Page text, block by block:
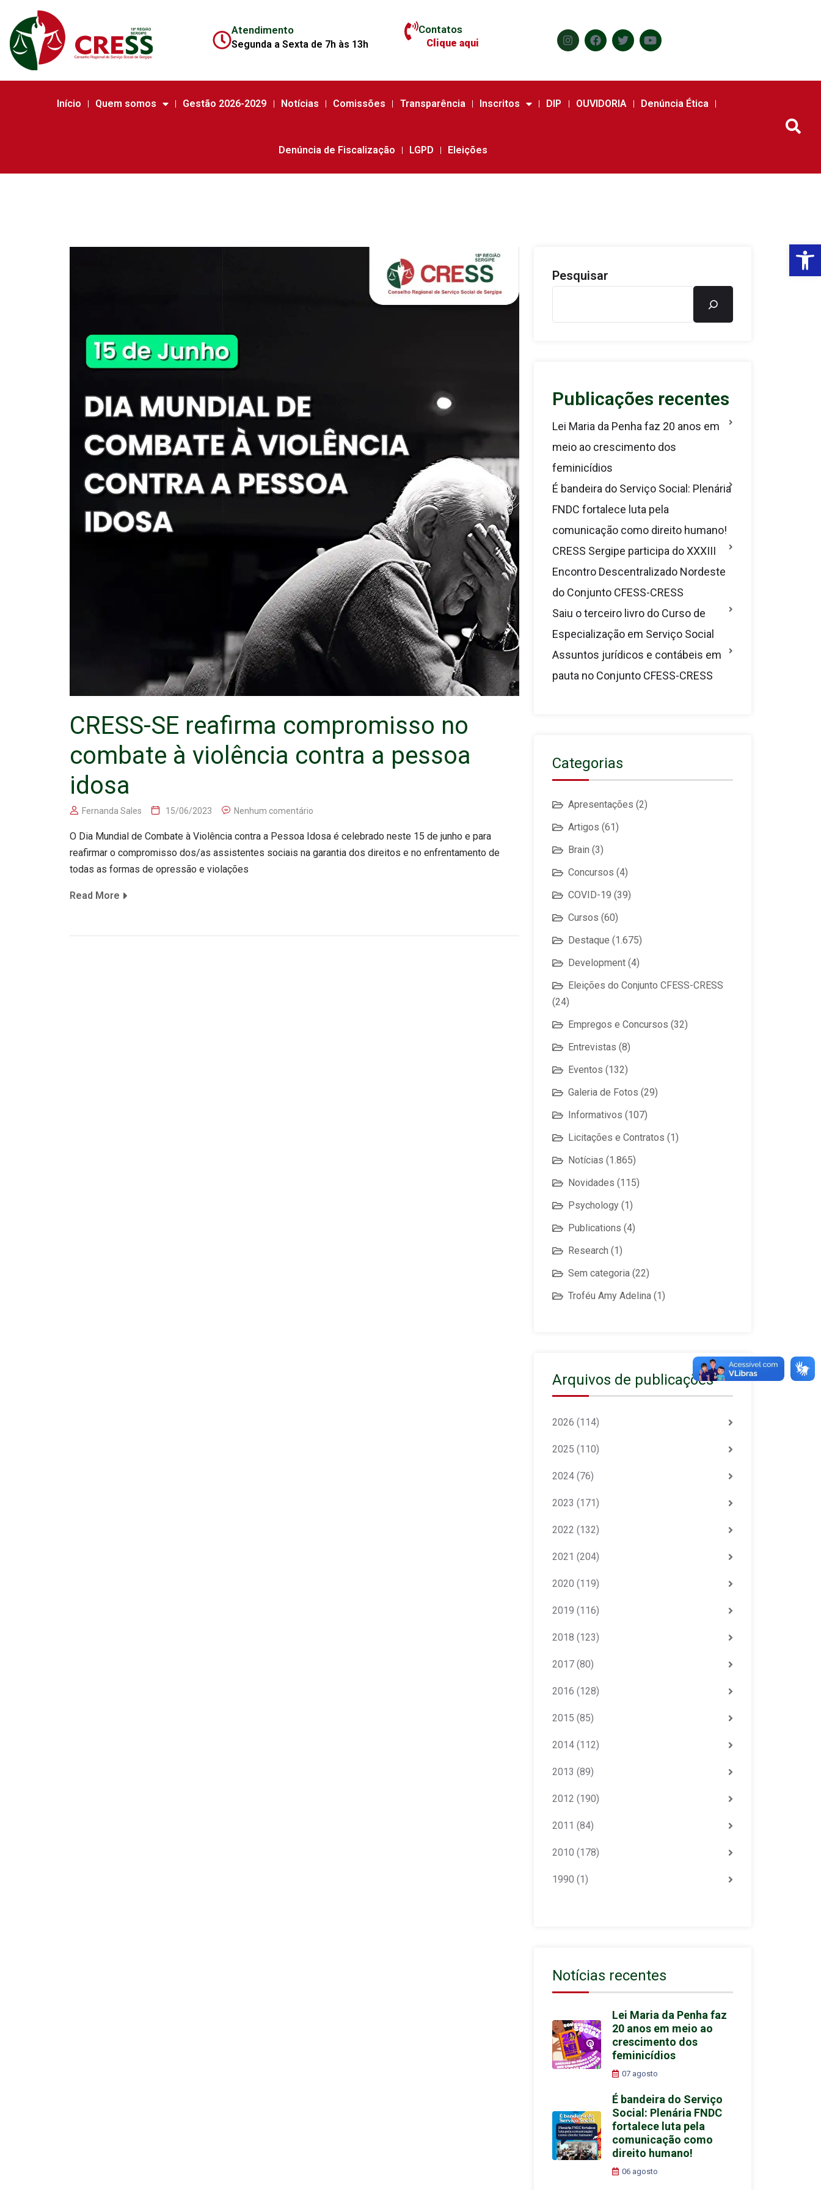
Atendimento
Segunda a Sexta de 7h às 13h
Contatos
Clique aqui
Início Quem somos Gestão 2026-2029 Notícias Comissões Transparência Inscritos DIP OUVIDORIA Denúncia Ética
Denúncia de Fiscalização LGPD Eleições
CRESS-SE reafirma compromisso no
combate à violência contra a pessoa
idosa
Fernanda Sales 15/06/2023 Nenhum comentário
O Dia Mundial de Combate à Violência contra a Pessoa Idosa é celebrado neste 15 de junho e para
reafirmar o compromisso dos/as assistentes sociais na garantia dos direitos e no enfrentamento de
todas as formas de opressão e violações
Read More
Pesquisar
Publicações recentes
Lei Maria da Penha faz 20 anos em
meio ao crescimento dos
feminicídios
É bandeira do Serviço Social: Plenária
FNDC fortalece luta pela
comunicação como direito humano!
CRESS Sergipe participa do XXXIII
Encontro Descentralizado Nordeste
do Conjunto CFESS-CRESS
Saiu o terceiro livro do Curso de
Especialização em Serviço Social
Assuntos jurídicos e contábeis em
pauta no Conjunto CFESS-CRESS
Categorias
Apresentações (2)
Artigos (61)
Brain (3)
Concursos (4)
COVID-19 (39)
Cursos (60)
Destaque (1.675)
Development (4)
Eleições do Conjunto CFESS-CRESS
(24)
Empregos e Concursos (32)
Entrevistas (8)
Eventos (132)
Galeria de Fotos (29)
Informativos (107)
Licitações e Contratos (1)
Notícias (1.865)
Novidades (115)
Psychology (1)
Publications (4)
Research (1)
Sem categoria (22)
Troféu Amy Adelina (1)
Arquivos de publicações
2026 (114)
2025 (110)
2024 (76)
2023 (171)
2022 (132)
2021 (204)
2020 (119)
2019 (116)
2018 (123)
2017 (80)
2016 (128)
2015 (85)
2014 (112)
2013 (89)
2012 (190)
2011 (84)
2010 (178)
1990 (1)
Notícias recentes
Lei Maria da Penha faz
20 anos em meio ao
crescimento dos
feminicídios
07 agosto
É bandeira do Serviço
Social: Plenária FNDC
fortalece luta pela
comunicação como
direito humano!
06 agosto